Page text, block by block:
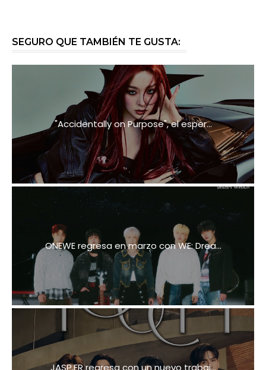
SEGURO QUE TAMBIÉN TE GUSTA:
"Accidentally on Purpose", el esper...
ONEWE regresa en marzo con WE: Drea...
JASP.ER regresa con un nuevo trabaj...